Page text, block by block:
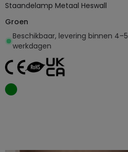
Staandelamp Metaal Heswall
Groen
Beschikbaar, levering binnen 4–5
werkdagen